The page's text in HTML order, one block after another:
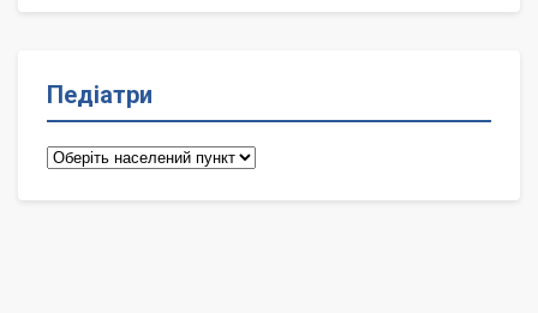
Педіатри
Педіатри